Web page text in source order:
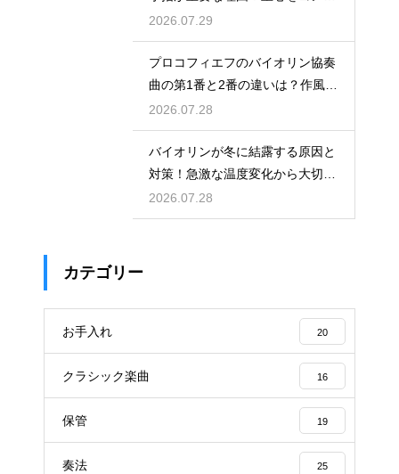
ロールする
2026.07.29
プロコフィエフのバイオリン協奏
曲の第1番と2番の違いは？作風の
変化を解説
2026.07.28
バイオリンが冬に結露する原因と
対策！急激な温度変化から大切な
楽器を守る
2026.07.28
カテゴリー
お手入れ 20
クラシック楽曲 16
保管 19
奏法 25